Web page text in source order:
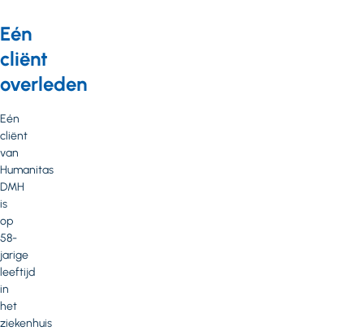
Eén
cliënt
overleden
Eén
cliënt
van
Humanitas
DMH
is
op
58-
jarige
leeftijd
in
het
ziekenhuis